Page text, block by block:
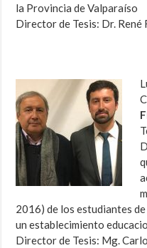
la Provincia de Valparaíso
Director de Tesis: Dr.
2016) de los estudiantes
un establecimiento
Director de Tesis: Mg.